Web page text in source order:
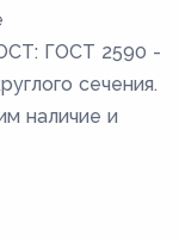
ГОСТ 2590 -
сечения.
наличие и